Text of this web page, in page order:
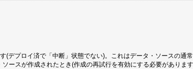
(デプロイ済で 「中断」状態でない)。これはデータ・ソースの通
ースが作成されたとき(作成の再試行を有効にする必要がありま